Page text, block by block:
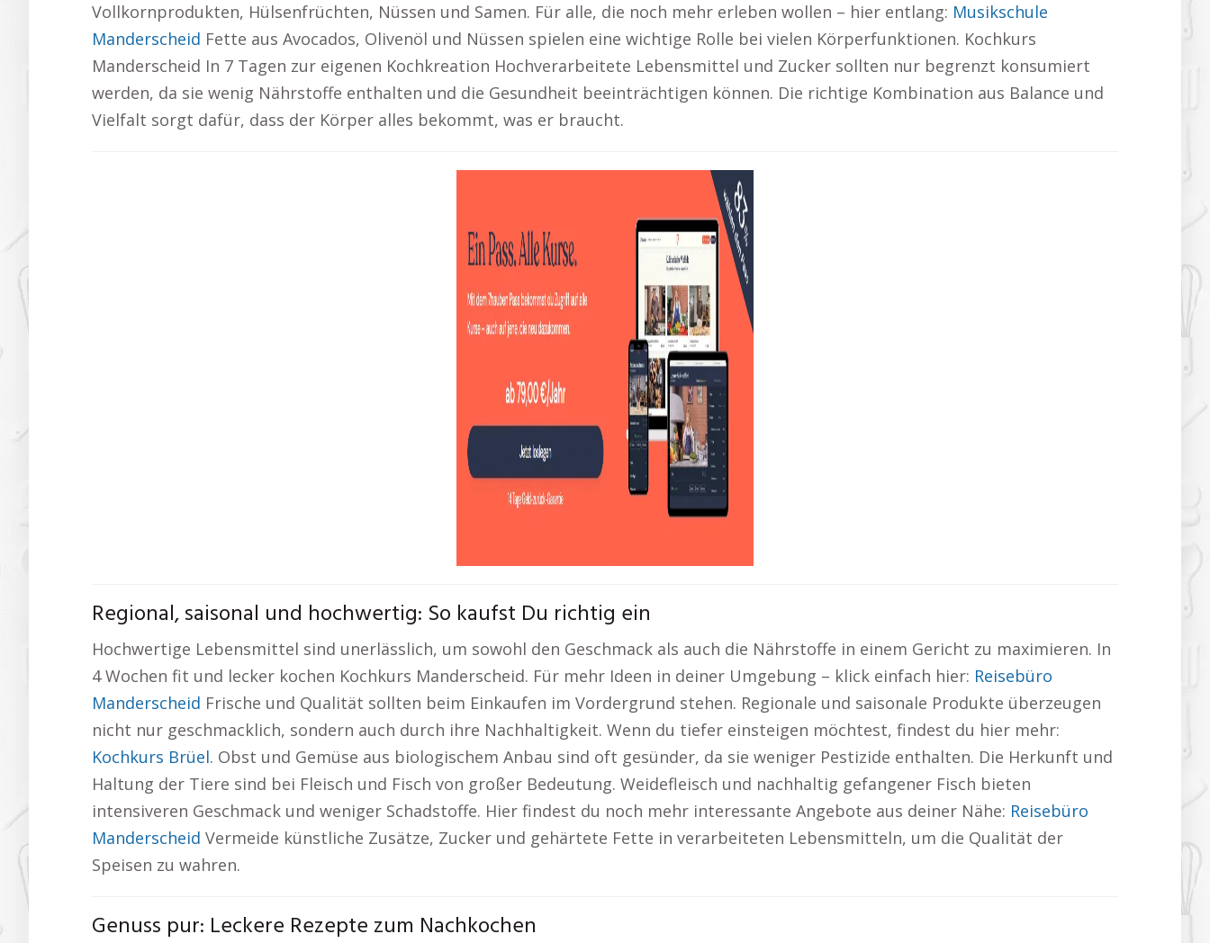
Vollkornprodukten, Hülsenfrüchten, Nüssen und Samen. Für alle, die noch mehr erleben wollen – hier entlang: Musikschule
Manderscheid Fette aus Avocados, Olivenöl und Nüssen spielen eine wichtige Rolle bei vielen Körperfunktionen. Kochkurs
Manderscheid In 7 Tagen zur eigenen Kochkreation Hochverarbeitete Lebensmittel und Zucker sollten nur begrenzt konsumiert
werden, da sie wenig Nährstoffe enthalten und die Gesundheit beeinträchtigen können. Die richtige Kombination aus Balance und
Vielfalt sorgt dafür, dass der Körper alles bekommt, was er braucht.
Regional, saisonal und hochwertig: So kaufst Du richtig ein
Hochwertige Lebensmittel sind unerlässlich, um sowohl den Geschmack als auch die Nährstoffe in einem Gericht zu maximieren. In
4 Wochen fit und lecker kochen Kochkurs Manderscheid. Für mehr Ideen in deiner Umgebung – klick einfach hier: Reisebüro
Manderscheid Frische und Qualität sollten beim Einkaufen im Vordergrund stehen. Regionale und saisonale Produkte überzeugen
nicht nur geschmacklich, sondern auch durch ihre Nachhaltigkeit. Wenn du tiefer einsteigen möchtest, findest du hier mehr:
Kochkurs Brüel. Obst und Gemüse aus biologischem Anbau sind oft gesünder, da sie weniger Pestizide enthalten. Die Herkunft und
Haltung der Tiere sind bei Fleisch und Fisch von großer Bedeutung. Weidefleisch und nachhaltig gefangener Fisch bieten
intensiveren Geschmack und weniger Schadstoffe. Hier findest du noch mehr interessante Angebote aus deiner Nähe: Reisebüro
Manderscheid Vermeide künstliche Zusätze, Zucker und gehärtete Fette in verarbeiteten Lebensmitteln, um die Qualität der
Speisen zu wahren.
Genuss pur: Leckere Rezepte zum Nachkochen